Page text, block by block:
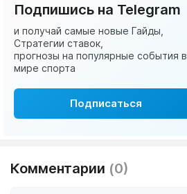
Подпишись на Telegram
и получай самые новые Гайды,
Стратегии ставок,
прогнозы на популярные события в
мире спорта
Подписаться
Комментарии (0)